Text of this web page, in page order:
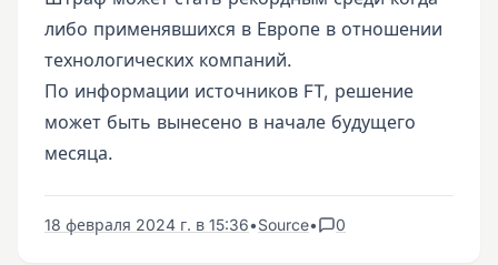
либо применявшихся в Европе в отношении
технологических компаний.
По информации источников FT, решение
может быть вынесено в начале будущего
месяца.
18 февраля 2024 г. в 15:36•Source• 0